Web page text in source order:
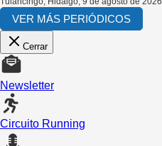
VER MÁS PERIÓDICOS
Cerrar
Newsletter
Circuito Running